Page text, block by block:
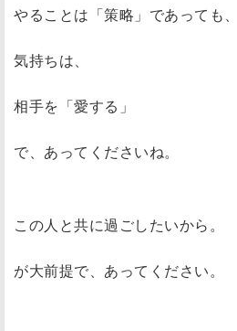
やることは「策略」であっても、
気持ちは、
相手を「愛する」
で、あってくださいね。
この人と共に過ごしたいから。
が大前提で、あってください。